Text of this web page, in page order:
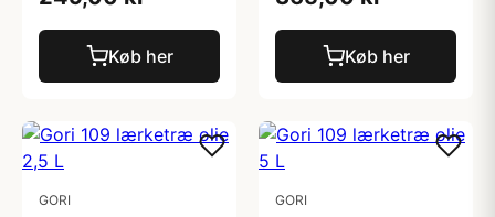
Køb her Køb her
GORI GORI